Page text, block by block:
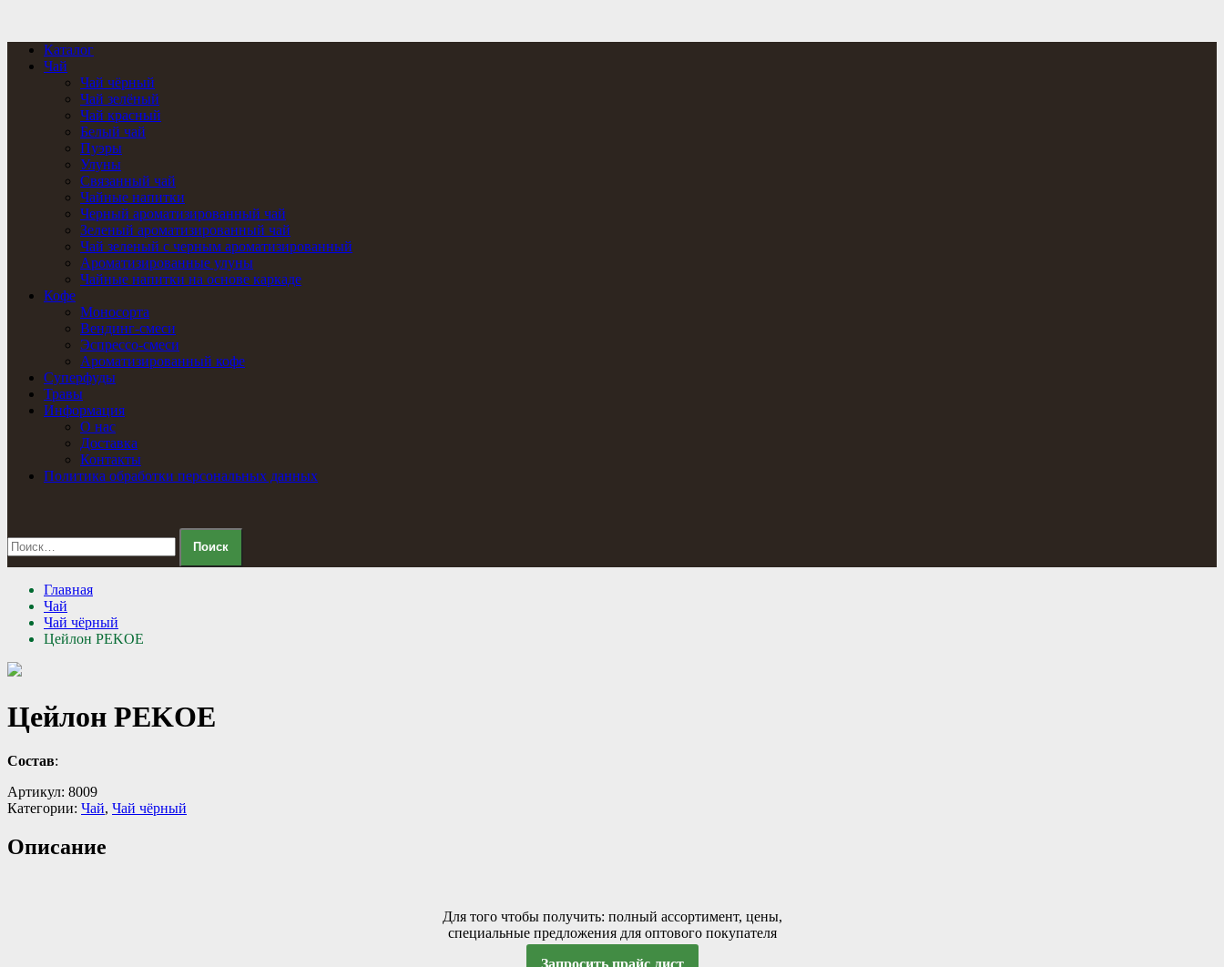
Каталог
Чай
Чай чёрный
Чай зелёный
Чай красный
Белый чай
Пуэры
Улуны
Связанный чай
Чайные напитки
Черный ароматизированный чай
Зеленый ароматизированный чай
Чай зеленый с черным ароматизированный
Ароматизированные улуны
Чайные напитки на основе каркаде
Кофе
Моносорта
Вендинг-смеси
Эспрессо-смеси
Ароматизированный кофе
Суперфуды
Травы
Информация
О нас
Доставка
Контакты
Политика обработки персональных данных
Найти:
Главная
Чай
Чай чёрный
Цейлон PEKOE
Цейлон PEKOE
Состав:
Артикул: 8009
Категории: Чай, Чай чёрный
Описание
Для того чтобы получить: полный ассортимент, цены,
специальные предложения для оптового покупателя
Запросить прайс лист